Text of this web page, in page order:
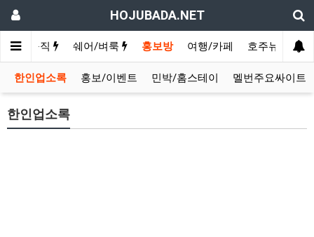
HOJUBADA.NET
구인/구직 쉐어/벼룩 홍보방 여행/카페 호주뉴스
한인업소록 홍보/이벤트 민박/홈스테이 멜번주요싸이트
한인업소록